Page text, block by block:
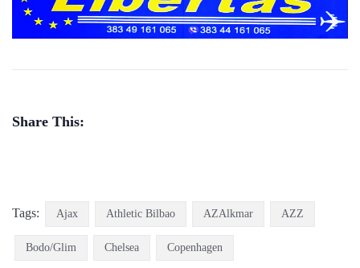
Share This:
Tags: Ajax Athletic Bilbao AZAlkmar AZZ
Bodo/Glim Chelsea Copenhagen